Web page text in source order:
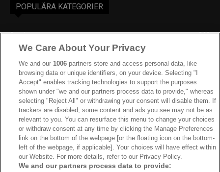
POPULÄRA KATEGORIER
Sverige
863
Ishockey-VM
IIHF
JVM
Kanada
204
Dam VM
187
Finland
181
Video
179
Ishockey-OS
175
We Care About Your Privacy
We and our1006 partners store and access personal data, like
browsing data or unique identifiers, on your device. Selecting "I
Accept" enables tracking technologies to support the purposes
shown under "we and our partners process data to provide," whereas
selecting "Reject All" or withdrawing your consent will disable them. If
trackers are disabled, some content and ads you see may not be as
relevant to you. You can resurface this menu to change your choices
or withdraw consent at any time by clicking the Manage Preferences
link on the bottom of the webpage [or the floating icon on the bottom-
left of the webpage, if applicable]. Your choices will have effect within
our Website. For more details, refer to our Privacy Policy.
We and our partners process data to provide: